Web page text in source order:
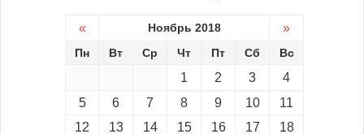
« Ноябрь 2018 »
Пн Вт Ср Чт Пт Сб Вс
1 2 3
4
5
6 7 8 9 10
11
12
13 14 15 16 17 18